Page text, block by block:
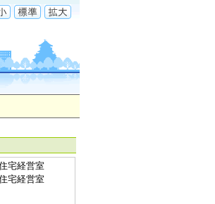
宅経営室
宅経営室